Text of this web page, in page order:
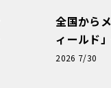
全国から
ィールド
と、プロ
2026 7/30